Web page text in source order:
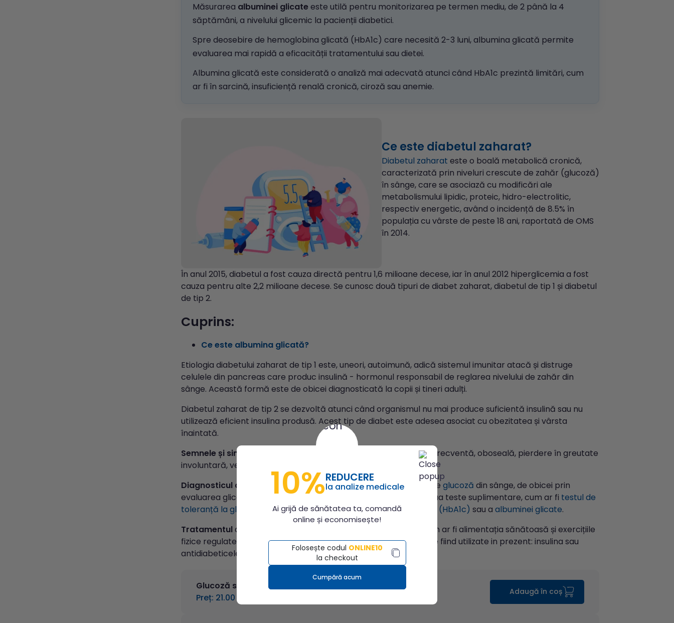
Măsurarea albuminei glicateeste utilă pentru monitorizarea pe termen mediu, de 2 până la 4
săptămâni, a nivelului glicemic la pacienții diabetici.
Spre deosebire de hemoglobina glicată (HbA1c) care necesită 2-3 luni, albumina glicată permite
evaluarea mai rapidă a eficacității tratamentului sau dietei.
Albumina glicată este considerată o analiză mai adecvată atunci când HbA1c prezintă limitări, cum
ar fi în sarcină, insuficiență renală cronică, ciroză sau anemie.
Ce este diabetul zaharat?
Diabetul zaharat este o boală metabolică cronică,
caracterizată prin niveluri crescute de zahăr (glucoză)
în sânge, care se asociază cu modificări ale
metabolismului lipidic, proteic, hidro-electrolitic,
respectiv energetic, având o incidență de 8.5% în
populația cu vârste de peste 18 ani, raportată de OMS
în 2014.
În anul 2015, diabetul a fost cauza directă pentru 1,6 milioane decese, iar în anul 2012 hiperglicemia a fost
cauza pentru alte 2,2 milioane decese. Se cunosc două tipuri de diabet zaharat, diabetul de tip 1 și diabetul
de tip 2.
Cuprins:
Ce este albumina glicată?
Etiologia diabetului zaharat de tip 1 este, uneori, autoimună, adică sistemul imunitar atacă și distruge
celulele din pancreas care produc insulină - hormonul responsabil de reglarea nivelului de zahăr din
sânge. Această formă este de obicei diagnosticată la copii și tineri adulți.
Diabetul zaharat de tip 2 se dezvoltă atunci când organismul nu mai produce suficientă insulină sau nu
utilizează eficient insulina produsă. Acest tip de diabet este adesea asociat cu obezitatea și vârsta
înaintată.
Semnele și simptomele
includ sete excesivă, urinare frecventă, oboseală, pierdere în greutate
involuntară, vedere încețoșată și răni care se vindecă greu.
Diagnosticul diabetului zaharatse face prin testarea nivelului de glucoză din sânge, de obicei prin
evaluarea glicemiei. Pentru a confirma diagnosticul, se pot efectua teste suplimentare, cum ar fi testul de
toleranță la glucoză (TTGO), determinareahemoglobinei glicate (HbA1c) sau a albuminei glicate.
Tratamentuldiabetului implică schimbări ale stilului de viață, cum ar fi alimentația sănătoasă și exercițiile
fizice regulate, precum și administrarea de medicamente, 2 clase fiind utilizate in prezent: insulina sau
antidiabeticele orale.
Glucoză serică (glicemie)
Preț: 21.00 lei
Adaugă în coș
10%REDUCERE
la analize medicale
Ai grijă de sănătatea ta, comandă
online și economisește!
Folosește codul ONLINE10
la checkout
Cumpără acum